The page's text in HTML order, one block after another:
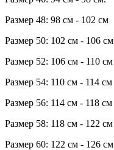
Размер 48: 98 см - 102 см
Размер 50: 102 см - 106 см
Размер 52: 106 см - 110 см
Размер 54: 110 см - 114 см
Размер 56: 114 см - 118 см
Размер 58: 118 см - 122 см
Размер 60: 122 см - 126 см